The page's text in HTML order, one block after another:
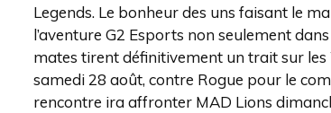
Legends. Le bonheur des uns faisant le
l’aventure G2 Esports non seulement
mates tirent définitivement un trait sur
samedi 28 août, contre Rogue pour le
rencontre ira affronter MAD Lions